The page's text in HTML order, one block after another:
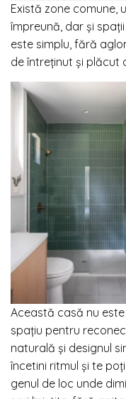
Există zone comune,
împreună, dar și
este simplu, fără
de întreținut și plăcut
Această casă nu
spațiu pentru
naturală și designul
încetini ritmul și te
genul de loc unde